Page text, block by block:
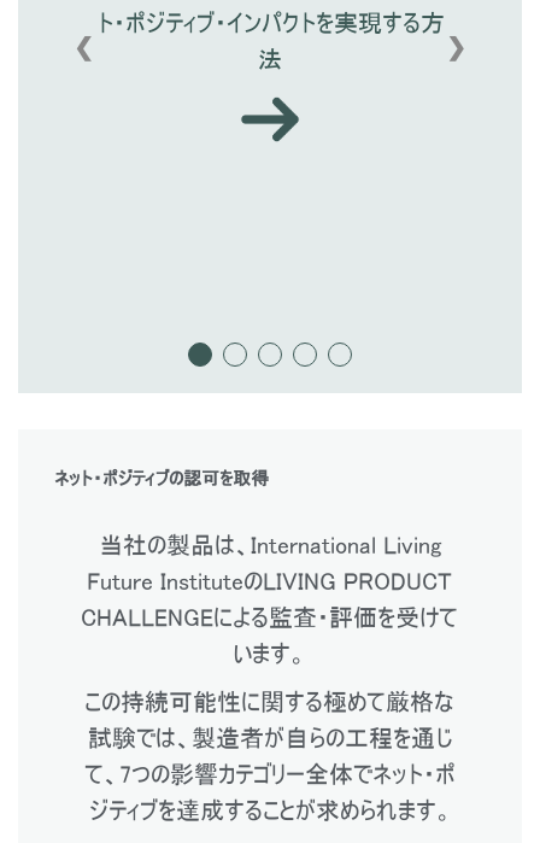
ト・ポジティブ・インパクトを実現する方
法
❮ ❯
ネット・ポジティブの認可を取得
当社の製品は、International Living
Future InstituteのLIVING PRODUCT
CHALLENGEによる監査・評価を受けて
います。
この持続可能性に関する極めて厳格な
試験では、製造者が自らの工程を通じ
て、7つの影響カテゴリー全体でネット・ポ
ジティブを達成することが求められます。